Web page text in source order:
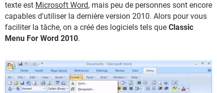
texte est Microsoft Word, mais peu de personnes sont encore
capables d'utiliser la dernière version 2010. Alors pour vous
faciliter la tâche, on a créé des logiciels tels que Classic
Menu For Word 2010.